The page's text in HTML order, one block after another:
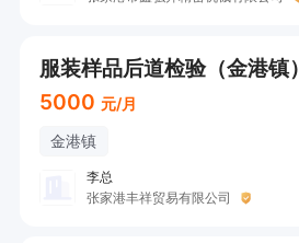
补充商业意外保险
nment
四季恒温办公环境
15.	Long-service award
工龄奖
服装样品后道检验（金港镇）
5000 元/月
金港镇
李总
张家港丰祥贸易有限公司